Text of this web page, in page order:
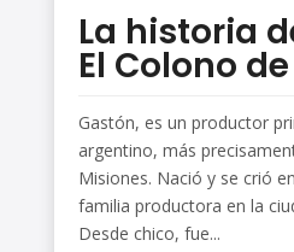
La historia
El Colono
Gastón, es un productor
argentino, más
Misiones. Nació y se crió
familia productora en la
Desde chico, fue...